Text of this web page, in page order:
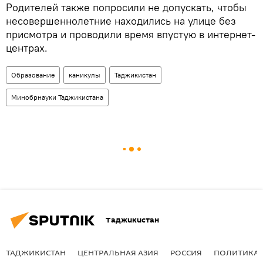
Родителей также попросили не допускать, чтобы
несовершеннолетние находились на улице без
присмотра и проводили время впустую в интернет-
центрах.
Образование каникулы Таджикистан
Минобрнауки Таджикистана
Таджикистан
ТАДЖИКИСТАН ЦЕНТРАЛЬНАЯ АЗИЯ РОССИЯ ПОЛИТИКА